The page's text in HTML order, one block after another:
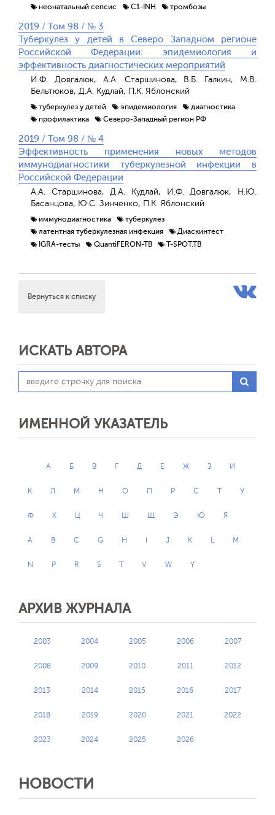
неонатальный сепсис
C1-INH тромбозы
2019 / Том 98 / № 3
Туберкулез у детей в Северо Западном регионе
Российской Федерации: эпидемиология и
эффективность диагностических мероприятий
И.Ф. Довгалюк, А.А. Старшинова, В.Б. Галкин, М.В.
Бельтюков, Д.А. Кудлай, П.К. Яблонский
туберкулез у детей эпидемиология
диагностика
профилактика
Северо-Западный регион РФ
2019 / Том 98 / № 4
Эффективность применения новых методов
иммунодиагностики туберкулезной инфекции в
Российской Федерации
А.А. Старшинова, Д.А. Кудлай, И.Ф. Довгалюк, Н.Ю.
Басанцова, Ю.С. Зинченко, П.К. Яблонский
иммунодиагностика
туберкулез
латентная туберкулезная инфекция
Диаскинтест
IGRA-тесты
QuantiFERON-TB T-SPOT.TB
Вернуться к списку
ИСКАТЬ АВТОРА
ИМЕННОЙ УКАЗАТЕЛЬ
А Б В Г Д Е Ж З И
К Л М Н О П Р С Т У
Ф Х Ц Ч Ш Щ Э Ю Я
A B C G H I J K L M
N P R S T V W Y
АРХИВ ЖУРНАЛА
2003 2004 2005 2006 2007
2008 2009 2010 2011 2012
2013 2014 2015 2016 2017
2018 2019 2020 2021 2022
2023 2024 2025 2026
НОВОСТИ